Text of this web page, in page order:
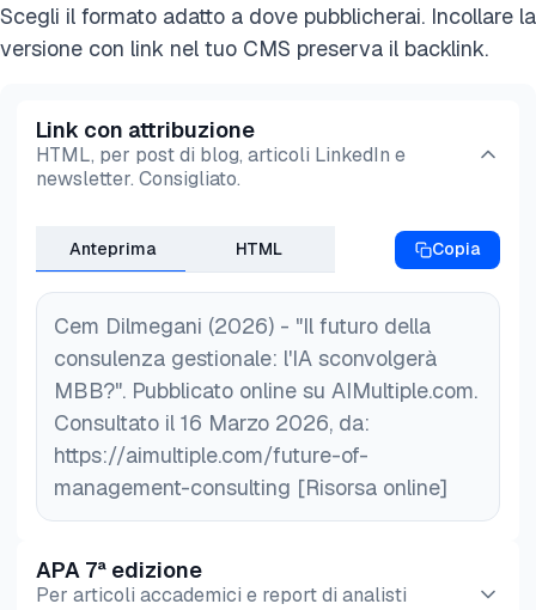
Scegli il formato adatto a dove pubblicherai. Incollare la
versione con link nel tuo CMS preserva il backlink.
Link con attribuzione
HTML, per post di blog, articoli LinkedIn e
newsletter. Consigliato.
Anteprima HTML Copia
Cem Dilmegani (2026) - "Il futuro della
consulenza gestionale: l'IA sconvolgerà
MBB?". Pubblicato online su AIMultiple.com.
Consultato il 16 Marzo 2026, da:
https://aimultiple.com/future-of-
management-consulting [Risorsa online]
APA 7ª edizione
Per articoli accademici e report di analisti